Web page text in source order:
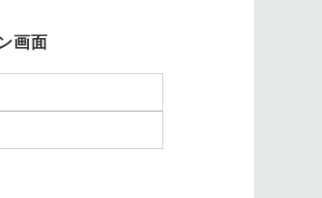
画面